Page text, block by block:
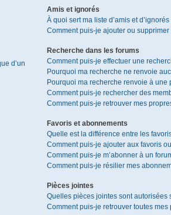
d’un
Amis et ignorés
À quoi sert ma liste d’amis et d’ignorés
Comment puis-je ajouter ou supprimer
Recherche dans les forums
Comment puis-je effectuer une
Pourquoi ma recherche ne renvoie
Pourquoi ma recherche renvoie à une
Comment puis-je rechercher des
Comment puis-je retrouver mes
Favoris et abonnements
Quelle est la différence entre les
Comment puis-je ajouter aux favoris
Comment puis-je m’abonner à un
Comment puis-je résilier mes
Pièces jointes
Quelles pièces jointes sont autorisées
Comment puis-je retrouver toutes mes